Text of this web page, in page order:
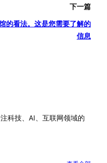
下一篇
的看法。这是您需要了解的
信息
科技、AI、互联网领域的